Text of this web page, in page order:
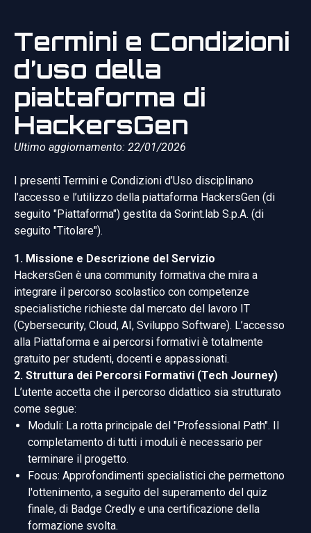
Termini e Condizioni
d’uso della
piattaforma di
HackersGen
Ultimo aggiornamento: 22/01/2026
I presenti Termini e Condizioni d’Uso disciplinano
l’accesso e l’utilizzo della piattaforma HackersGen (di
seguito "Piattaforma") gestita da Sorint.lab S.p.A. (di
seguito "Titolare").
1. Missione e Descrizione del Servizio
HackersGen è una community formativa che mira a
integrare il percorso scolastico con competenze
specialistiche richieste dal mercato del lavoro IT
(Cybersecurity, Cloud, AI, Sviluppo Software). L’accesso
alla Piattaforma e ai percorsi formativi è totalmente
gratuito per studenti, docenti e appassionati.
2. Struttura dei Percorsi Formativi (Tech Journey)
L’utente accetta che il percorso didattico sia strutturato
come segue:
Moduli: La rotta principale del "Professional Path". Il
completamento di tutti i moduli è necessario per
terminare il progetto.
Focus: Approfondimenti specialistici che permettono
l'ottenimento, a seguito del superamento del quiz
finale, di Badge Credly e una certificazione della
formazione svolta.